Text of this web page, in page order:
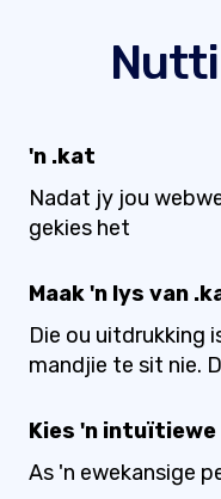
'n .kat
Nadat jy jou
gekies het
Maak 'n lys van
Die ou uitdrukking
mandjie te sit nie.
Kies 'n
As 'n ewekansige